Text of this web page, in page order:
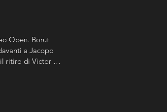
Open. Borut
a Jacopo
il ritiro di Victor